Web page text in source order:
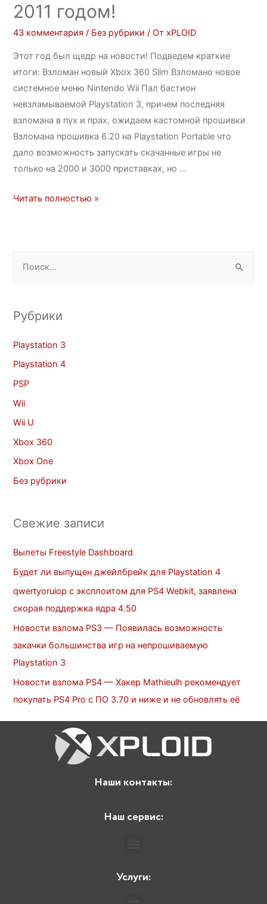
2011 годом!
43 комментария / Без рубрики / ОтxPLOID
Этот год был щедр на новости! Подведем краткие
итоги: Взломан новый Xbox 360 Slim Взломано новое
системное меню Nintendo Wii Пал бастион
невзламываемой Playstation 3, причем последняя
взломана в пух и прах, ожидаем кастомной прошивки
Взломана прошивка 6.20 на Playstation Portable что
дало возможность запускать скачанные игры не
только на 2000 и 3000 приставках, но …
Читать полностью »
Рубрики
Playstation 3
Playstation 4
PSP
Wii
Wii U
Xbox 360
Xbox One
Без рубрики
Свежие записи
Вылеты Freestyle Dashboard
Будет ли выпущен джейлбрейк для Playstation 4
qwertyoruiop с эксплоитом для PS4 Webkit, заявлена
скорая поддержка ядра 4.50
Новости взлома PS3 — Появилась возможность
закачки большинства игр на непрошиваемую
Playstation 3
Новости взлома PS4 — Хакер Mathieulh рекомендует
покупать PS4 Pro c ПО 3.70 и ниже и не обновлять её
Наши контакты:
Наш сервис:
Услуги: